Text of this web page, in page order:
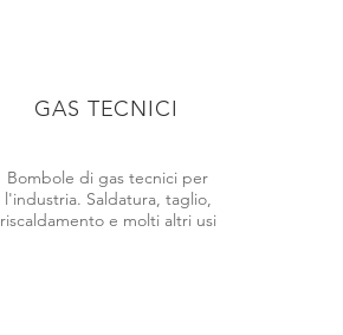
GAS TECNICI
Bombole di gas tecnici per
l'industria. Saldatura, taglio,
riscaldamento e molti altri usi